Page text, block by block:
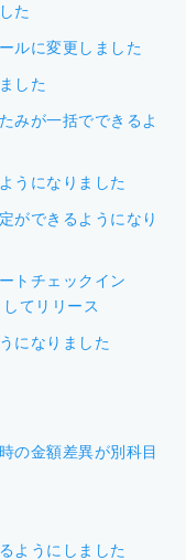
た
ルに変更しました
した
みが一括でできるよ
うになりました
ができるようになり
トチェックイン
てリリース
になりました
の金額差異が別科目
ようにしました